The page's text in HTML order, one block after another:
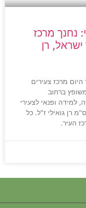
נחנך מרכז
רן
מרכז צעירים
ברחוב
ופנאי לצעירי
רן גואילי ז"ל. כל
העיר.